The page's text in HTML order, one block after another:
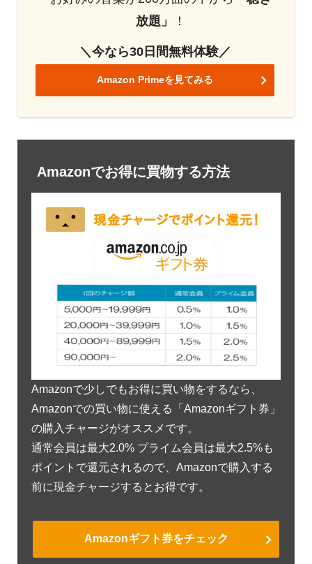
放題」
！
＼今なら30日間無料体験／
Amazon Primeを見てみる
Amazonでお得に買物する方法
Amazonで少しでもお得に買い物をするなら、
Amazonでの買い物に使える「Amazonギフト券」
の購入チャージがオススメです。
通常会員は最大2.0% プライム会員は最大2.5%も
ポイントで還元されるので、Amazonで購入する
前に現金チャージするとお得です。
Amazonギフト券をチェック